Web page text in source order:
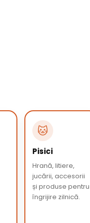
🐱
Pisici
Hrană, litiere,
jucării, accesorii
și produse pentru
îngrijire zilnică.